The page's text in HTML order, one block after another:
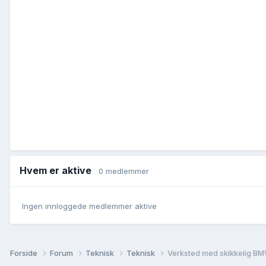
Hvem er aktive 0 medlemmer
Ingen innloggede medlemmer aktive
Forside Forum Teknisk Teknisk Verksted med skikkelig